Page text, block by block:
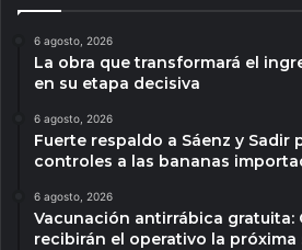
6 agosto, 2026
La obra que transformará el
en su etapa decisiva
6 agosto, 2026
Fuerte respaldo a Sáenz y Sadir
controles a las bananas
6 agosto, 2026
Vacunación antirrábica gratuita:
recibirán el operativo la próxima